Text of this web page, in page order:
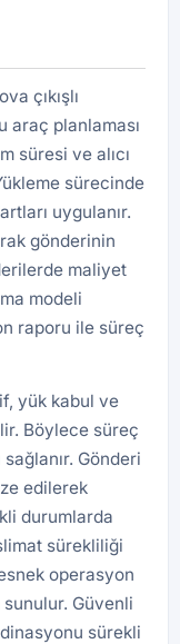
çıkışlı
araç planlaması
süresi ve alıcı
sürecinde
uygulanır.
gönderinin
maliyet
modeli
raporu ile süreç
yük kabul ve
Böylece süreç
Gönderi
edilerek
durumlarda
sürekliliği
operasyon
Güvenli
sürekli